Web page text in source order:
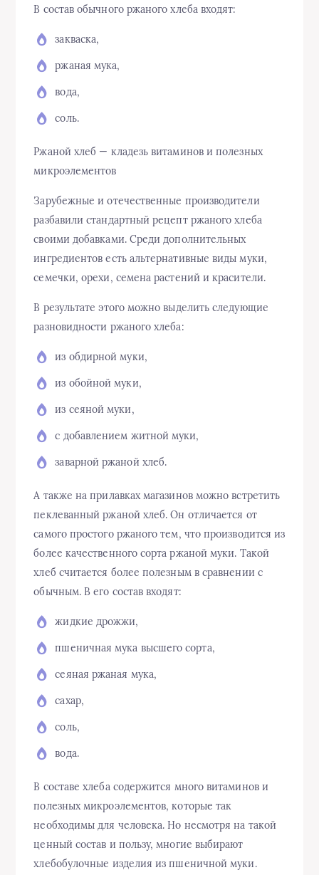
В состав обычного ржаного хлеба входят:
закваска,
ржаная мука,
вода,
соль.
Ржаной хлеб — кладезь витаминов и полезных
микроэлементов
Зарубежные и отечественные производители
разбавили стандартный рецепт ржаного хлеба
своими добавками. Среди дополнительных
ингредиентов есть альтернативные виды муки,
семечки, орехи, семена растений и красители.
В результате этого можно выделить следующие
разновидности ржаного хлеба:
из обдирной муки,
из обойной муки,
из сеяной муки,
с добавлением житной муки,
заварной ржаной хлеб.
А также на прилавках магазинов можно встретить
пеклеванный ржаной хлеб. Он отличается от
самого простого ржаного тем, что производится из
более качественного сорта ржаной муки. Такой
хлеб считается более полезным в сравнении с
обычным. В его состав входят:
жидкие дрожжи,
пшеничная мука высшего сорта,
сеяная ржаная мука,
сахар,
соль,
вода.
В составе хлеба содержится много витаминов и
полезных микроэлементов, которые так
необходимы для человека. Но несмотря на такой
ценный состав и пользу, многие выбирают
хлебобулочные изделия из пшеничной муки.